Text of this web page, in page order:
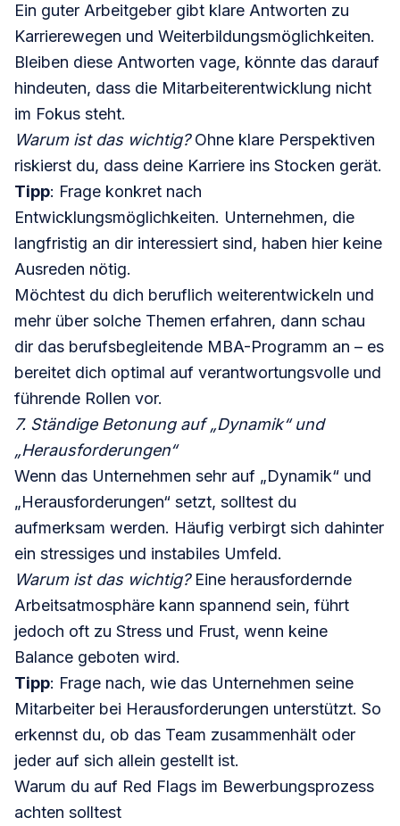
Ein guter Arbeitgeber gibt klare Antworten zu
Karrierewegen und Weiterbildungsmöglichkeiten.
Bleiben diese Antworten vage, könnte das darauf
hindeuten, dass die Mitarbeiterentwicklung nicht
im Fokus steht.
Warum ist das wichtig?Ohne klare Perspektiven
riskierst du, dass deine Karriere ins Stocken gerät.
Tipp: Frage konkret nach
Entwicklungsmöglichkeiten. Unternehmen, die
langfristig an dir interessiert sind, haben hier keine
Ausreden nötig.
Möchtest du dich beruflich weiterentwickeln und
mehr über solche Themen erfahren, dann schau
dir das berufsbegleitende MBA-Programm an – es
bereitet dich optimal auf verantwortungsvolle und
führende Rollen vor.
7. Ständige Betonung auf „Dynamik“ und
„Herausforderungen“
Wenn das Unternehmen sehr auf „Dynamik“ und
„Herausforderungen“ setzt, solltest du
aufmerksam werden. Häufig verbirgt sich dahinter
ein stressiges und instabiles Umfeld.
Warum ist das wichtig?Eine herausfordernde
Arbeitsatmosphäre kann spannend sein, führt
jedoch oft zu Stress und Frust, wenn keine
Balance geboten wird.
Tipp: Frage nach, wie das Unternehmen seine
Mitarbeiter bei Herausforderungen unterstützt. So
erkennst du, ob das Team zusammenhält oder
jeder auf sich allein gestellt ist.
Warum du auf Red Flags im Bewerbungsprozess
achten solltest